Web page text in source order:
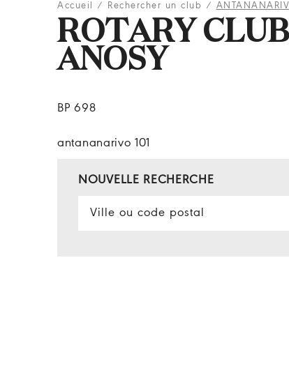
Accueil / Rechercher un club /
ROTARY
ANOSY
BP 698
antananarivo 101
NOUVELLE RECHERCHE